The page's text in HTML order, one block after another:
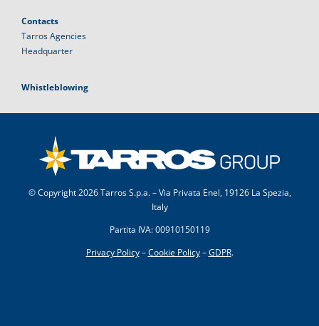
Contacts
Tarros Agencies
Headquarter
Whistleblowing
© Copyright2026 Tarros S.p.a. – Via Privata Enel, 19126 La Spezia,
Italy
Partita IVA: 00910150119
Privacy Policy–Cookie Policy–GDPR.